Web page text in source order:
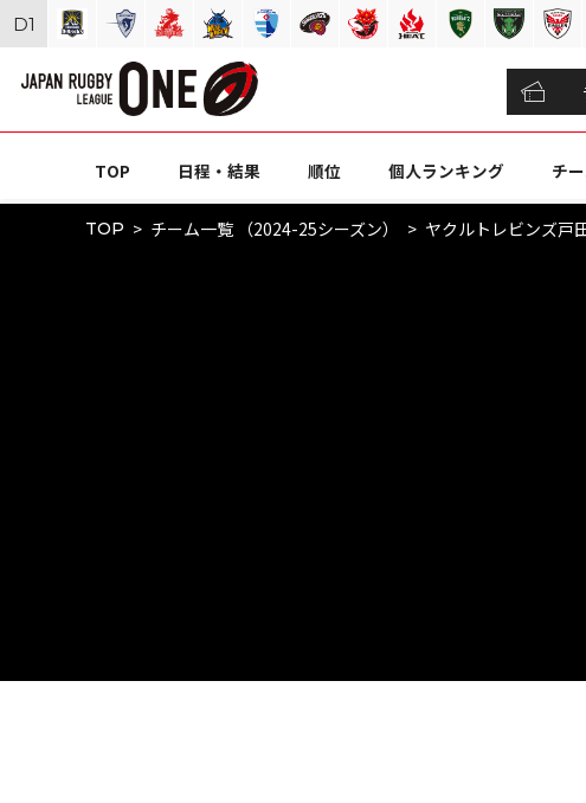
TOP 日程・結果 順位 個人ランキング チ
TOP チーム一覧 （2024-25シーズン） ヤクルトレビンズ戸
D1